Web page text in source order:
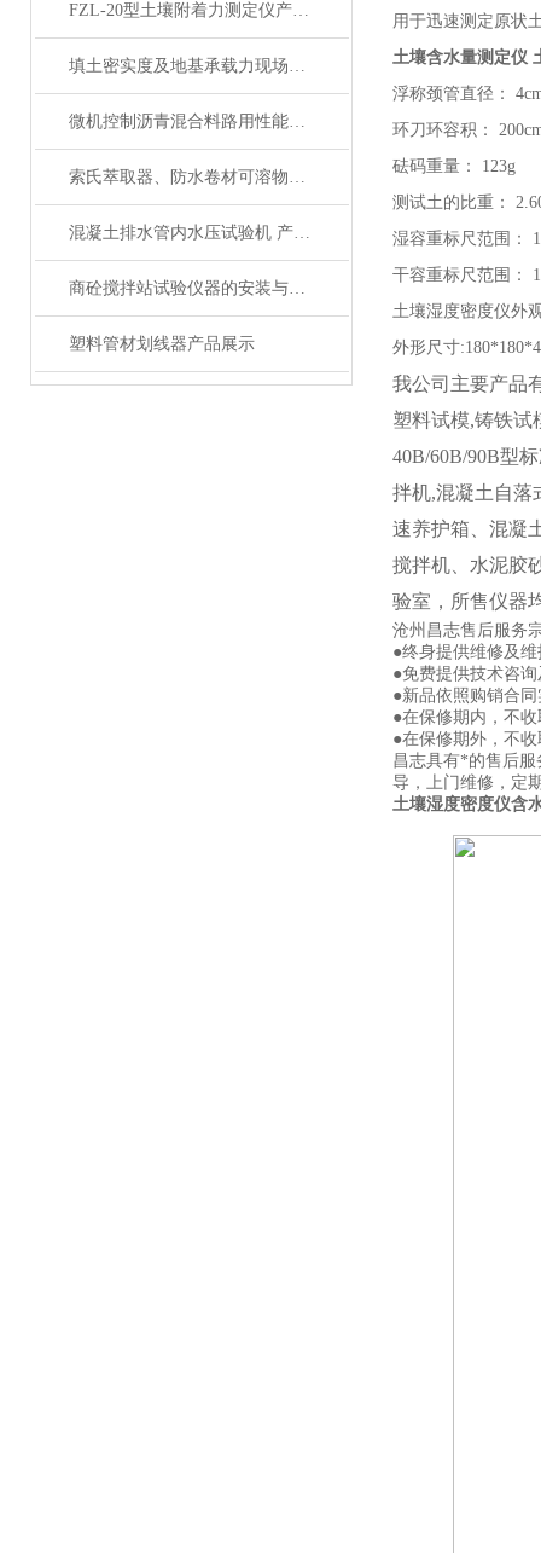
FZL-20型土壤附着力测定仪产品展示
填土密实度及地基承载力现场检测仪产品简介
微机控制沥青混合料路用性能分析系统产品展示
索氏萃取器、防水卷材可溶物含量分析仪简介
混凝土排水管内水压试验机 产品展示
商砼搅拌站试验仪器的安装与操作技巧
塑料管材划线器产品展示
用于迅速测定原状
土壤含水量测定仪
浮称颈管直径：
环刀环容积：
砝码重量：
123g
测试土的比重：
湿容重标尺范围：
干容重标尺范围：
土壤湿度密度仪外
外形尺寸
我公司主要产品
塑料试模,铸铁试
40B/60B/90B型
拌机,混凝土自落
速养护箱、混凝
搅拌机、水泥胶
验室，所售仪器
沧州昌志售后服务
●终身提供维修及
●免费提供技术咨
●新品依照购销合
●在保修期内，不
●在保修期外，不
昌志具有*的售后
导，上门维修，定
土壤湿度密度仪含